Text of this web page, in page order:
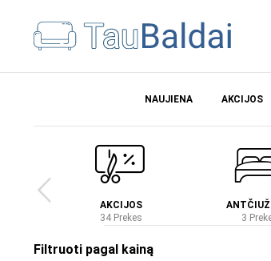
NAUJIENA AKCIJOS
AKCIJOS
34 Prekes
3
Filtruoti pagal kainą